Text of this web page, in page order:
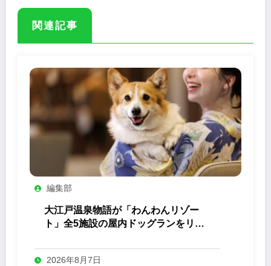
関連記事
編集部
大江戸温泉物語が「わんわんリゾー
ト」全5施設の屋内ドッグランをリニ
2026年8月7日